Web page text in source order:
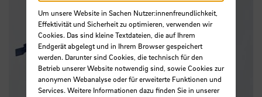
Um unsere Website in Sachen Nutzer:innenfreundlichkeit,
Effektivität und Sicherheit zu optimieren, verwenden wir
Cookies. Das sind kleine Textdateien, die auf Ihrem
Endgerät abgelegt und in Ihrem Browser gespeichert
werden. Darunter sind Cookies, die technisch für den
Betrieb unserer Website notwendig sind, sowie Cookies zur
anonymen Webanalyse oder für erweiterte Funktionen und
Services. Weitere Informationen dazu finden Sie in unserer